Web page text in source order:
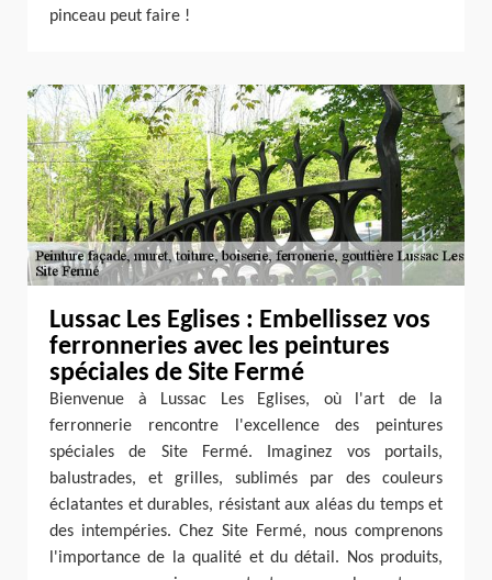
pinceau peut faire !
Lussac Les Eglises : Embellissez vos
ferronneries avec les peintures
spéciales de Site Fermé
Bienvenue à Lussac Les Eglises, où l'art de la
ferronnerie rencontre l'excellence des peintures
spéciales de Site Fermé. Imaginez vos portails,
balustrades, et grilles, sublimés par des couleurs
éclatantes et durables, résistant aux aléas du temps et
des intempéries. Chez Site Fermé, nous comprenons
l'importance de la qualité et du détail. Nos produits,